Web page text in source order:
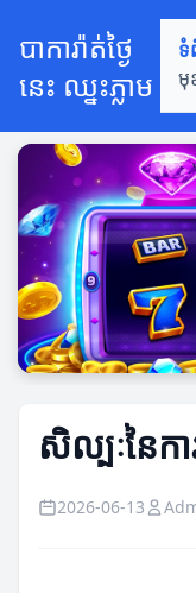
បាការ៉ាត់ថ្ងៃ
នេះ ឈ្នះភ្លាម
ទំ
មុ
សិល្បៈនៃកា
2026-06-13